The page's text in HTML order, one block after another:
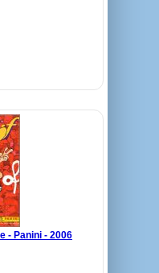
- Panini - 2006